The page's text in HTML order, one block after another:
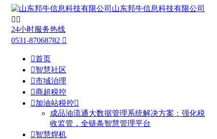
山东邦牛信息科技有限公司
 
24小时服务热线
0531-87068782 
首页
智慧社区
市域治理
商超税控
加油站税控
成品油流通大数据管理系统解决方案：强化税
收监管，全链条智慧管理平台
智慧焊机